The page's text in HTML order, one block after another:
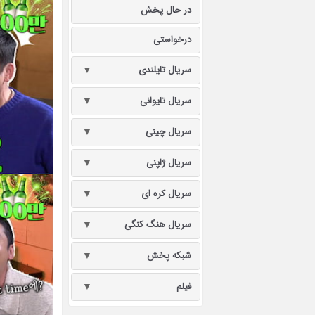
در حال پخش
درخواستی
سریال تایلندی ▼
سریال تایوانی ▼
سریال چینی ▼
سریال ژاپنی ▼
سریال کره ای ▼
سریال هنگ کنگی ▼
شبکه پخش ▼
فیلم ▼